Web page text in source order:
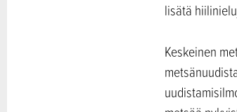
lisätä
Keskeinen